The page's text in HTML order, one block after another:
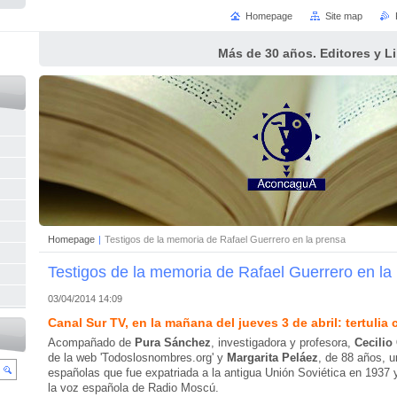
Más de 30 años. Editores y
Homepage | Testigos de la memoria de Rafael Guerrero en la prensa
Testigos de la memoria de Rafael Guerrero en la
03/04/2014 14:09
Canal Sur TV, en la mañana del jueves 3 de abril: tertulia
Acompañado de Pura Sánchez , investigadora y profesora, Cecilio
de la web 'Todoslosnombres.org' y Margarita Peláez , de 88 años,
españolas que fue expatriada a la antigua Unión Soviética en 1937
la voz española de Radio Moscú.
Homepage Site map